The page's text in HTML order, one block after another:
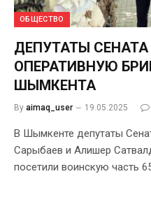
ОБЩЕСТВО
ДЕПУТАТЫ
ОПЕРАТИВНУЮ
ШЫМКЕНТА
By aimaq_user 19.05.2025
В Шымкенте депутаты
Сарыбаев и Алишер
посетили воинскую часть